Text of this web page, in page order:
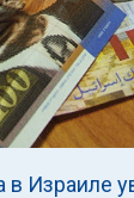
Израиле